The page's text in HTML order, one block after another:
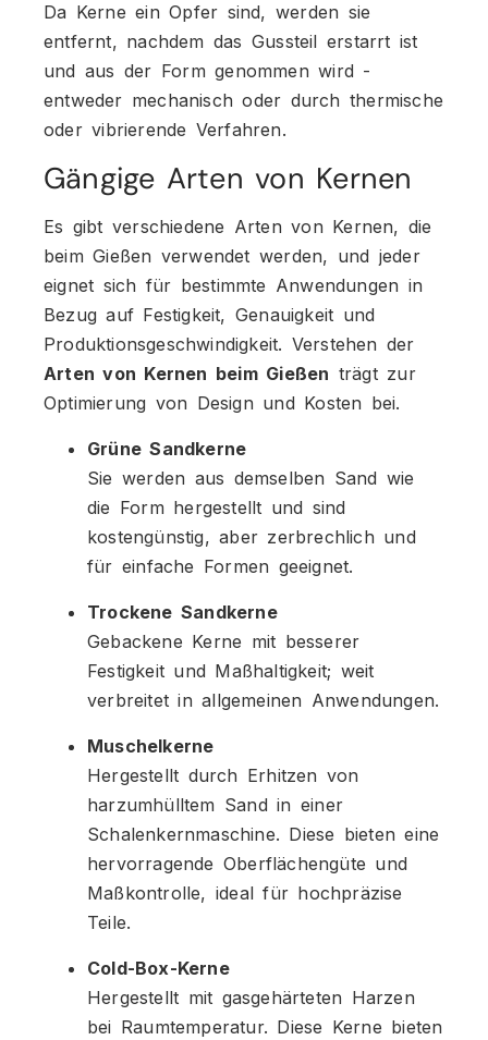
Da Kerne ein Opfer sind, werden sie
entfernt, nachdem das Gussteil erstarrt ist
und aus der Form genommen wird -
entweder mechanisch oder durch thermische
oder vibrierende Verfahren.
Gängige Arten von Kernen
Es gibt verschiedene Arten von Kernen, die
beim Gießen verwendet werden, und jeder
eignet sich für bestimmte Anwendungen in
Bezug auf Festigkeit, Genauigkeit und
Produktionsgeschwindigkeit. Verstehen der
Arten von Kernen beim Gießen trägt zur
Optimierung von Design und Kosten bei.
Grüne Sandkerne
Sie werden aus demselben Sand wie
die Form hergestellt und sind
kostengünstig, aber zerbrechlich und
für einfache Formen geeignet.
Trockene Sandkerne
Gebackene Kerne mit besserer
Festigkeit und Maßhaltigkeit; weit
verbreitet in allgemeinen Anwendungen.
Muschelkerne
Hergestellt durch Erhitzen von
harzumhülltem Sand in einer
Schalenkernmaschine. Diese bieten eine
hervorragende Oberflächengüte und
Maßkontrolle, ideal für hochpräzise
Teile.
Cold-Box-Kerne
Hergestellt mit gasgehärteten Harzen
bei Raumtemperatur. Diese Kerne bieten